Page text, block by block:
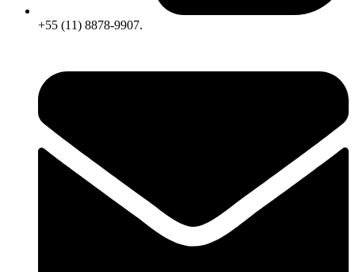
+55 (11) 8878-9907.